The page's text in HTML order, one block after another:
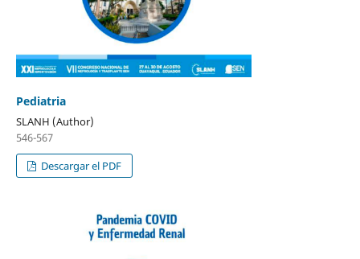
Pediatria
SLANH (Author)
546-567
Descargar el PDF